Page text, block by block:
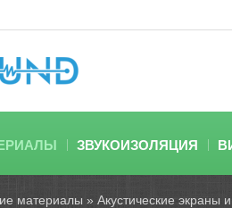
ЗВУКОИЗОЛЯЦИЯ
материалы » Акустические экраны